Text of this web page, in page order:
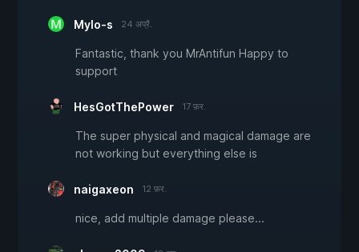
Mylo-s 24 अप्रै.
Fantastic, thank you MrAntifun Happy to
support
HesGotThePower 17 फ़र.
The super physical and magical damage are
not working but everything else is
naigaxeon 12 फ़र.
nice, add multiple damage please...